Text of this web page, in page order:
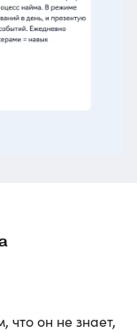
что он не знает,